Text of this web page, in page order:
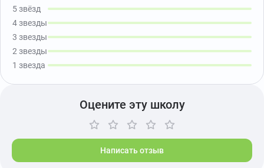
5 звёзд
4 звезды
3 звезды
2 звезды
1 звезда
Оцените эту школу
Написать отзыв